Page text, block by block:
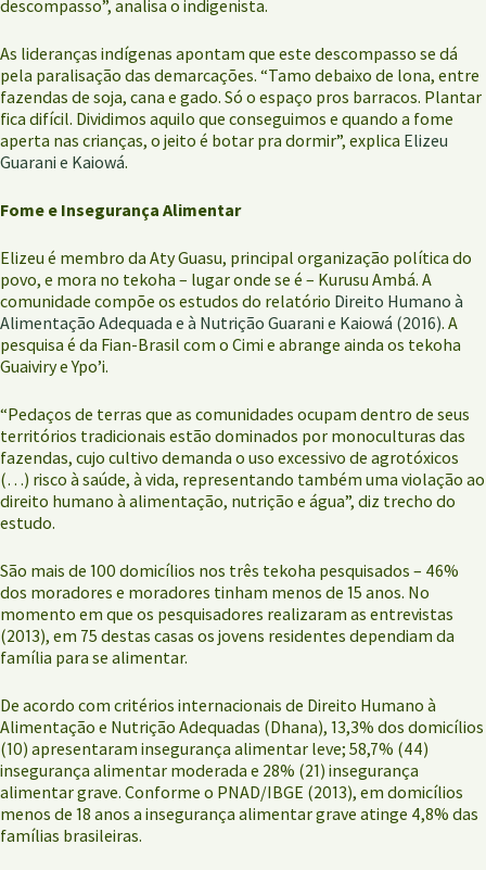
descompasso”, analisa o indigenista.
As lideranças indígenas apontam que este descompasso se dá
pela paralisação das demarcações. “Tamo debaixo de lona, entre
fazendas de soja, cana e gado. Só o espaço pros barracos. Plantar
fica difícil. Dividimos aquilo que conseguimos e quando a fome
aperta nas crianças, o jeito é botar pra dormir”, explica Elizeu
Guarani e Kaiowá.
Fome e Insegurança Alimentar
Elizeu é membro da Aty Guasu, principal organização política do
povo, e mora no tekoha – lugar onde se é – Kurusu Ambá. A
comunidade compõe os estudos do relatório Direito Humano à
Alimentação Adequada e à Nutrição Guarani e Kaiowá (2016). A
pesquisa é da Fian-Brasil com o Cimi e abrange ainda os tekoha
Guaiviry e Ypo’i.
“Pedaços de terras que as comunidades ocupam dentro de seus
territórios tradicionais estão dominados por monoculturas das
fazendas, cujo cultivo demanda o uso excessivo de agrotóxicos
(…) risco à saúde, à vida, representando também uma violação ao
direito humano à alimentação, nutrição e água”, diz trecho do
estudo.
São mais de 100 domicílios nos três tekoha pesquisados – 46%
dos moradores e moradores tinham menos de 15 anos. No
momento em que os pesquisadores realizaram as entrevistas
(2013), em 75 destas casas os jovens residentes dependiam da
família para se alimentar.
De acordo com critérios internacionais de Direito Humano à
Alimentação e Nutrição Adequadas (Dhana), 13,3% dos domicílios
(10) apresentaram insegurança alimentar leve; 58,7% (44)
insegurança alimentar moderada e 28% (21) insegurança
alimentar grave. Conforme o PNAD/IBGE (2013), em domicílios
menos de 18 anos a insegurança alimentar grave atinge 4,8% das
famílias brasileiras.